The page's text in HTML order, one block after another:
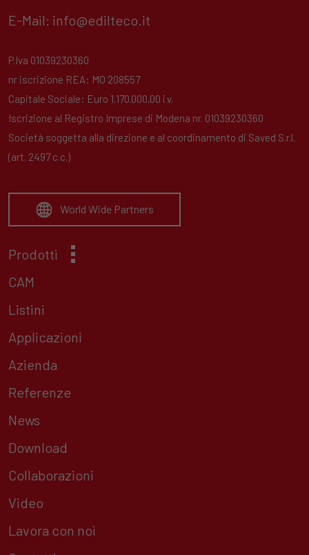
E-Mail: info@edilteco.it
P.Iva 01039230360
nr iscrizione REA: MO 208557
Capitale Sociale: Euro 1.170.000,00 i.v.
Iscrizione al Registro Imprese di Modena nr. 01039230360
Società soggetta alla direzione e al coordinamento di Saved S.r.l.
(art. 2497 c.c.)
World Wide Partners
Prodotti
CAM
Listini
Applicazioni
Azienda
Referenze
News
Download
Collaborazioni
Video
Lavora con noi